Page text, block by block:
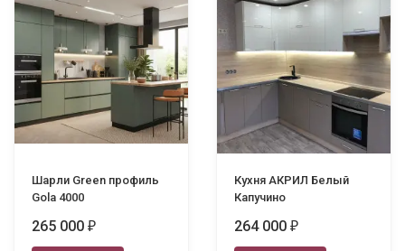
Шарли Green профиль
Gola 4000
265 000 ₽
Кухня АКРИЛ Белый
Капучино
264 000 ₽